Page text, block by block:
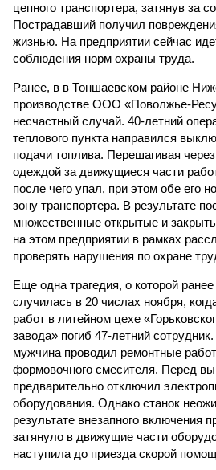
цепного транспортера, затянув за
Пострадавший получил
жизнью. На предприятии сейчас
соблюдения норм охраны труда.
Ранее, в в Тоншаевском районе
производстве ООО «Поволжье-
несчастный случай. 40-летний
теплового пункта направился
подачи топлива. Перешагивая
одеждой за движущиеся части
после чего упал, при этом обе его
зону транспортера. В результате
множественные открытые и
на этом предприятии в рамках
проверять нарушения по охране
Еще одна трагедия, о которой
случилась в 20 числах ноября,
работ в литейном цехе
завода» погиб 47-летний
мужчина проводил ремонтные
формовочного смесителя. Перед
предварительно отключил
оборудования. Однако станок
результате внезапного включения
затянуло в движущие части
наступила до приезда скорой